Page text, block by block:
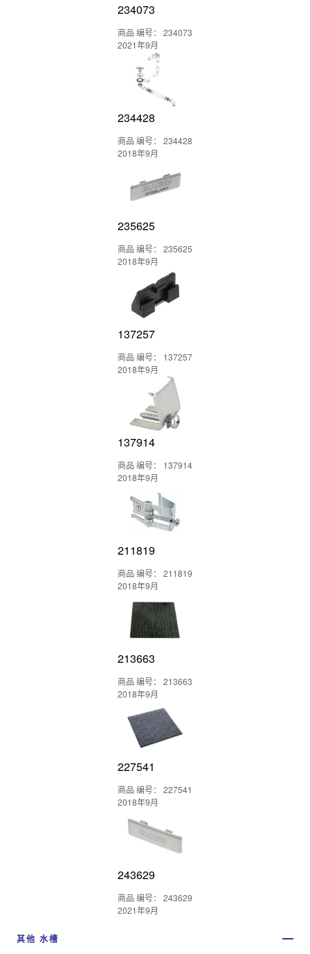
234073
商品 编号： 234073
2021年9月
234428
商品 编号： 234428
2018年9月
235625
商品 编号： 235625
2018年9月
137257
商品 编号： 137257
2018年9月
137914
商品 编号： 137914
2018年9月
211819
商品 编号： 211819
2018年9月
213663
商品 编号： 213663
2018年9月
227541
商品 编号： 227541
2018年9月
243629
商品 编号： 243629
2021年9月
其他 水槽